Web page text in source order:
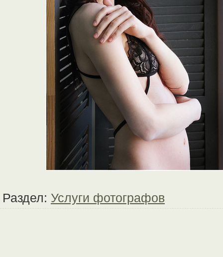
Раздел: Услуги фотографов